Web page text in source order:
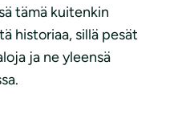
tämä kuitenkin
historiaa, sillä pesät
ja ne yleensä